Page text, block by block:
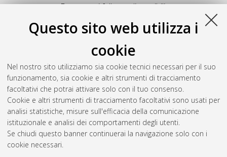
Questo sito web utilizza i
cookie
Nel nostro sito utilizziamo sia cookie tecnici necessari per il suo
funzionamento, sia cookie e altri strumenti di tracciamento
facoltativi che potrai attivare solo con il tuo consenso.
Cookie e altri strumenti di tracciamento facoltativi sono usati per
analisi statistiche, misure sull'efficacia della comunicazione
istituzionale e analisi dei comportamenti degli utenti.
Se chiudi questo banner continuerai la navigazione solo con i
cookie necessari.
Documenti full-text disponibili:
Documento PDF
Full-text non accessibile
Download (8MB) |
Abstract
Altri metadati
Gestione del documento: